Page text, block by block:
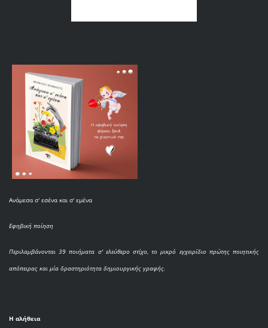
Ανάμεσα σ' εσένα και σ' εμένα
Εφηβική ποίηση
Περιλαμβάνονται 39 ποιήματα σ' ελεύθερο στίχο, το μικρό εγχειρίδιο πρώτης ποιητικής
απόπειρας και μία δραστηριότητα δημιουργικής γραφής.
Η αλήθεια